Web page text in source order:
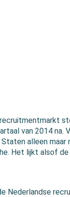
van 2014 na.
alleen maar
Het lijkt alsof de
Nederlandse